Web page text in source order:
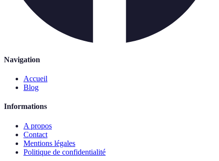
Navigation
Accueil
Blog
Informations
A propos
Contact
Mentions légales
Politique de confidentialité